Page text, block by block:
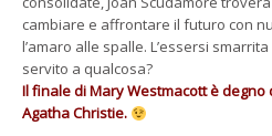
cambiare e affrontare il futuro con
l’amaro alle spalle. L’essersi
servito a qualcosa?
Il finale di Mary Westmacott è
Agatha Christie.